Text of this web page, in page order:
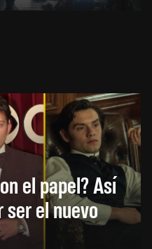
el papel? Así
ser el nuevo